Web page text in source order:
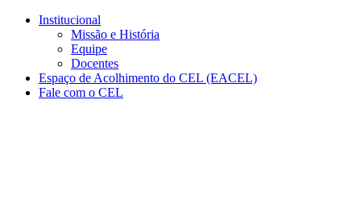
Conteúdo principal
Institucional
Missão e História
Equipe
Docentes
Espaço de Acolhimento do CEL (EACEL)
Fale com o CEL